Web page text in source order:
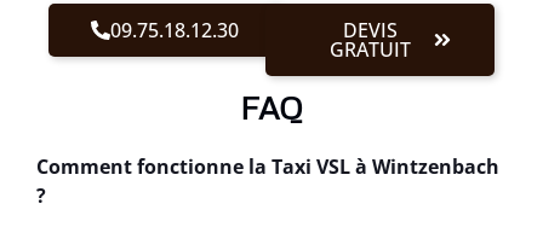
09.75.18.12.30 DEVIS
GRATUIT
FAQ
Comment fonctionne la Taxi VSL à Wintzenbach
?